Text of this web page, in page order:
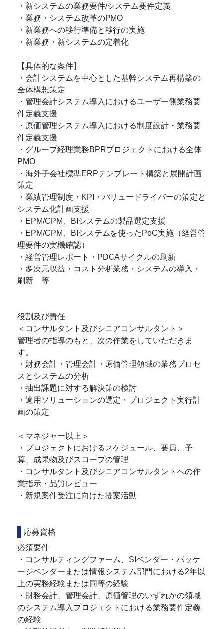
・新システムの業務要件/システム要件定義
・業務・システム改革のPMO
・新業務への移行準備と移行の実施
・新業務・新システムの定着化
【具体的な案件】
・会計システムを中心とした基幹システム再構築の
全体構想策定
・管理会計システム導入におけるユーザー側業務要
件定義支援
・原価管理システム導入における制度設計・業務要
件定義支援
・グループ経理業務BPRプロジェクトにおける全体
PMO
・海外子会社標準ERPテンプレート構築と展開計画
策定
・業績管理制度・KPI・バリュードライバーの策定と
システム化計画支援
・EPM/CPM、BIシステムの製品選定支援
・EPM/CPM、BIシステムを使ったPoC実施（経営管
理要件の実機確認）
・経営管理レポート・PDCAサイクルの刷新
・多次元収益・コスト分析業務・システムの導入・
刷新 等
役割及び責任
＜コンサルタント及びシニアコンサルタント＞
管理者の指導のもと、次の作業をしていただきま
す。
・財務会計・管理会計・原価管理領域の業務プロセ
スとシステムの分析
・抽出課題に対する解決策の検討
・適用ソリューションの選定・プロジェクト実行計
画の策定
＜マネジャー以上＞
・プロジェクトにおけるスケジュール、要員、予
算、成果物及びスコープの管理
・コンサルタント及びシニアコンサルタントへの作
業指示・品質レビュー
・新規案件受注に向けた提案活動
応募資格
必須要件
・コンサルティングファーム、SIベンダー・パッケ
ージベンダーまたは情報システム部門における2年以
上の実務経験または同等の経験
・財務会計、管理会計、原価管理のいずれかの領域
のシステム導入プロジェクトにおける業務要件定義
の経験